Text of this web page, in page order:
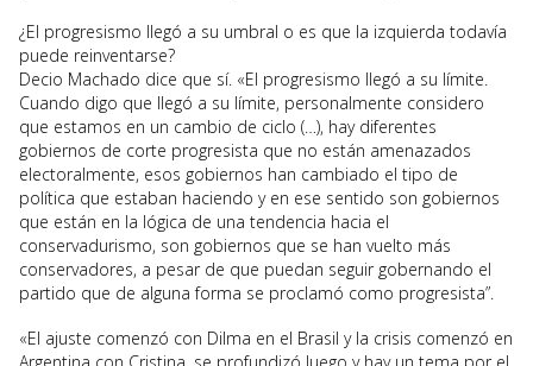
¿El progresismo llegó a su umbral o es que la izquierda todavía
puede reinventarse?
Decio Machado dice que sí. «El progresismo llegó a su límite.
Cuando digo que llegó a su límite, personalmente considero
que estamos en un cambio de ciclo (…), hay diferentes
gobiernos de corte progresista que no están amenazados
electoralmente, esos gobiernos han cambiado el tipo de
política que estaban haciendo y en ese sentido son gobiernos
que están en la lógica de una tendencia hacia el
conservadurismo, son gobiernos que se han vuelto más
conservadores, a pesar de que puedan seguir gobernando el
partido que de alguna forma se proclamó como progresista”.
«El ajuste comenzó con Dilma en el Brasil y la crisis comenzó en
Argentina con Cristina, se profundizó luego y hay un tema por el